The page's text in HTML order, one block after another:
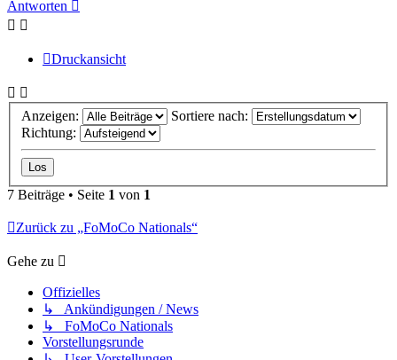
Antworten
Druckansicht
Anzeigen:
Sortiere nach:
Richtung:
7 Beiträge • Seite 1 von 1
Zurück zu „FoMoCo Nationals“
Gehe zu
Offizielles
↳ Ankündigungen / News
↳ FoMoCo Nationals
Vorstellungsrunde